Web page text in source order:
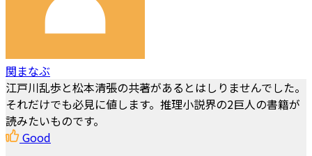
関まなぶ
江戸川乱歩と松本清張の共著があるとはしりませんでした。
それだけでも必見に値します。推理小説界の2巨人の書籍が
読みたいものです。
Good